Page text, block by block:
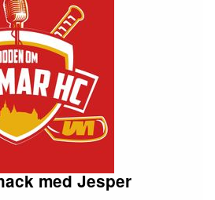
och lyssnar av dom senaste
med Jesper